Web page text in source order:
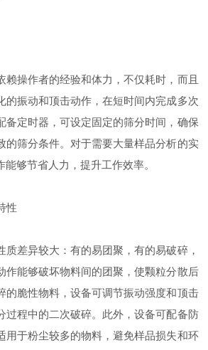
操作者的经验和体力，不仅耗时，而且
的振动和顶击动作，在短时间内完成多次
备定时器，可设定固定的筛分时间，确保
的筛分条件。对于需要大量样品分析的实
够节省人力，提升工作效率。
性
差异较大：有的易团聚，有的易破碎，
作能够破坏物料间的团聚，使颗粒分散后
的脆性物料，设备可调节振动强度和顶击
过程中的二次破碎。此外，设备可配备防
用于粉尘较多的物料，避免样品损失和环